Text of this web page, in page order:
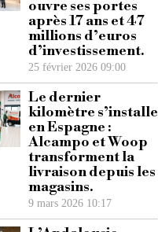
ouvre ses portes
après 17 ans et 47
millions d’euros
d’investissement.
25 février 2026 09:00
Le dernier
kilomètre s’installe
en Espagne :
Alcampo et Woop
transforment la
livraison depuis les
magasins.
9 mars 2026 10:17